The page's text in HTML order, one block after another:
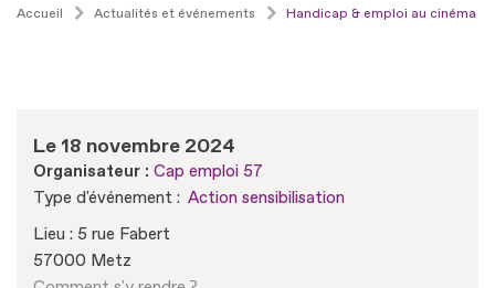
Accueil Actualités et événements Handicap & emploi au cinéma
Le 18 novembre 2024
Organisateur : Cap emploi 57
Type d'événement : Action sensibilisation
Lieu : 5 rue Fabert
57000 Metz